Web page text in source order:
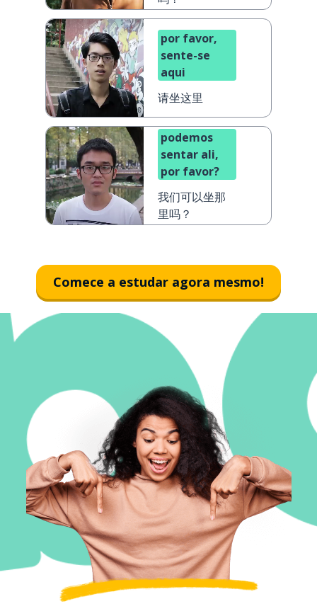
restaurante)
por favor,
sente-se
aqui
请坐这里
podemos
sentar ali,
por favor?
我们可以坐那
里吗？
Comece a estudar agora mesmo!